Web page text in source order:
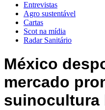
Entrevistas
Agro sustentável
Cartas
Scot na mídia
Radar Sanitário
México
mercado
suinocultura